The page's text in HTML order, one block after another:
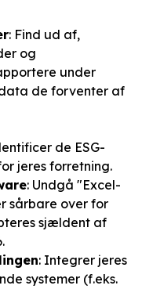
: Find ud af,
og
under
de forventer af
de ESG-
jeres forretning.
: Undgå "Excel-
sårbare over for
sjældent af
: Integrer jeres
systemer (f.eks.